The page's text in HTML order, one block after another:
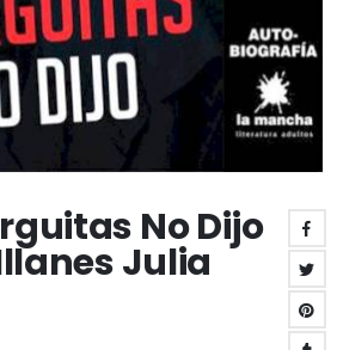
No Dijo
Julia